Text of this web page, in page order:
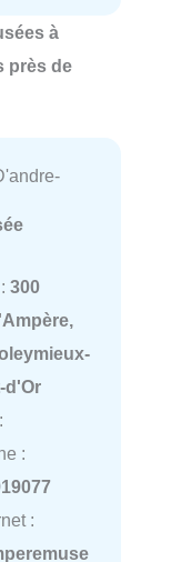
à
près de
300
d'Or
:
: